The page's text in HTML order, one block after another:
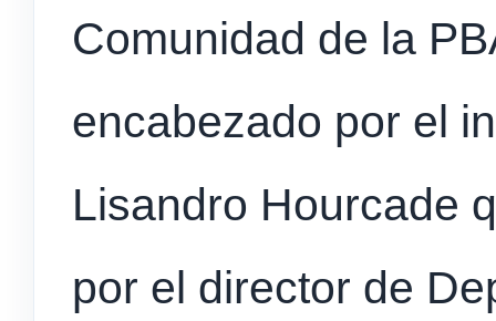
Comunidad de la
encabezado por el
Lisandro Hourcade
por el director de